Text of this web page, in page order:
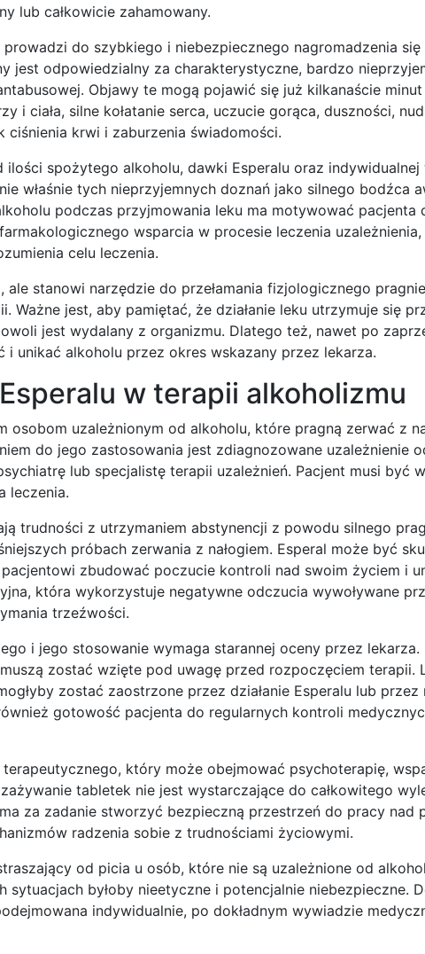
lub całkowicie zahamowany.
do szybkiego i niebezpiecznego nagromadzenia się
jest odpowiedzialny za charakterystyczne, bardzo
Objawy te mogą pojawić się już kilkanaście
i ciała, silne kołatanie serca, uczucie gorąca, duszności,
ciśnienia krwi i zaburzenia świadomości.
spożytego alkoholu, dawki Esperalu oraz indywidualnej
właśnie tych nieprzyjemnych doznań jako silnego bodźca
podczas przyjmowania leku ma motywować pacjenta
wsparcia w procesie leczenia
celu leczenia.
stanowi narzędzie do przełamania fizjologicznego
jest, aby pamiętać, że działanie leku utrzymuje się
jest wydalany z organizmu. Dlatego też, nawet po
unikać alkoholu przez okres wskazany przez lekarza.
w terapii alkoholizmu
uzależnionym od alkoholu, które pragną zerwać z
do jego zastosowania jest zdiagnozowane uzależnienie
lub specjalistę terapii uzależnień. Pacjent musi być w
leczenia.
trudności z utrzymaniem abstynencji z powodu silnego
próbach zerwania z nałogiem. Esperal może być
zbudować poczucie kontroli nad swoim życiem i
która wykorzystuje negatywne odczucia wywoływane
trzeźwości.
i jego stosowanie wymaga starannej oceny przez lekarza.
zostać wzięte pod uwagę przed rozpoczęciem terapii.
zostać zaostrzone przez działanie Esperalu lub przez
gotowość pacjenta do regularnych kontroli
który może obejmować psychoterapię,
tabletek nie jest wystarczające do całkowitego
za zadanie stworzyć bezpieczną przestrzeń do pracy nad
radzenia sobie z trudnościami życiowymi.
od picia u osób, które nie są uzależnione od
byłoby nieetyczne i potencjalnie niebezpieczne.
indywidualnie, po dokładnym wywiadzie